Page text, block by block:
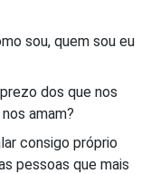
sou, quem sou eu
dos que nos
amam?
consigo próprio
pessoas que mais